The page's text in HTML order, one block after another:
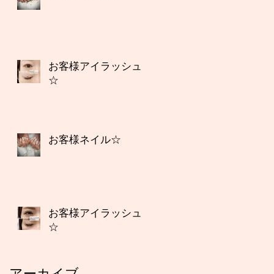
お客様アイラッシュ
☆
お客様ネイル☆
お客様アイラッシュ
☆